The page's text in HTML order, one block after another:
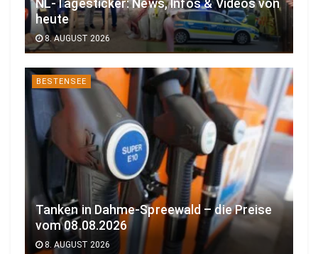
NL-Tagesticker: News, Infos & Videos von
heute
8. AUGUST 2026
BESTENSEE
Tanken in Dahme-Spreewald – die Preise
vom 08.08.2026
8. AUGUST 2026